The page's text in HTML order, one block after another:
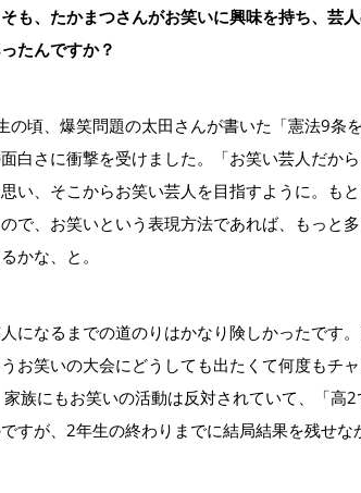
、たかまつさんがお笑いに興味を持ち、芸
たんですか？
の頃、爆笑問題の太田さんが書いた「憲法9条
白さに衝撃を受けました。「お笑い芸人だか
い、そこからお笑い芸人を目指すように。も
で、お笑いという表現方法であれば、もっと
かな、と。
になるまでの道のりはかなり険しかったです
お笑いの大会にどうしても出たくて何度もチ
族にもお笑いの活動は反対されていて、「高
すが、2年生の終わりまでに結局結果を残せな